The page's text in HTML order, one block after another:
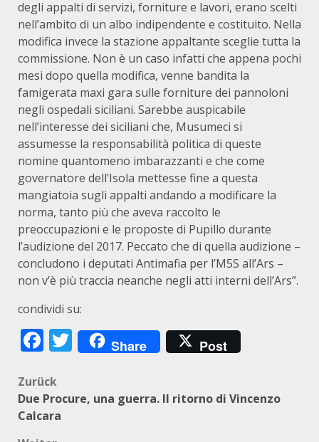
degli appalti di servizi, forniture e lavori, erano scelti
nell’ambito di un albo indipendente e costituito. Nella
modifica invece la stazione appaltante sceglie tutta la
commissione. Non è un caso infatti che appena pochi
mesi dopo quella modifica, venne bandita la
famigerata maxi gara sulle forniture dei pannoloni
negli ospedali siciliani. Sarebbe auspicabile
nell’interesse dei siciliani che, Musumeci si
assumesse la responsabilità politica di queste
nomine quantomeno imbarazzanti e che come
governatore dell’Isola mettesse fine a questa
mangiatoia sugli appalti andando a modificare la
norma, tanto più che aveva raccolto le
preoccupazioni e le proposte di Pupillo durante
l’audizione del 2017. Peccato che di quella audizione –
concludono i deputati Antimafia per l’M5S all’Ars –
non v’è più traccia neanche negli atti interni dell’Ars”.
condividi su:
Facebook
Twitter
Share Post
Beitragsnavigation
Zurück
Due Procure, una guerra. Il ritorno di Vincenzo
Calcara